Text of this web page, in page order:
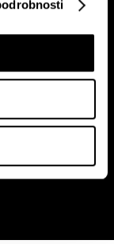
podatki in
SPORT
začetek dneva:
Iran?